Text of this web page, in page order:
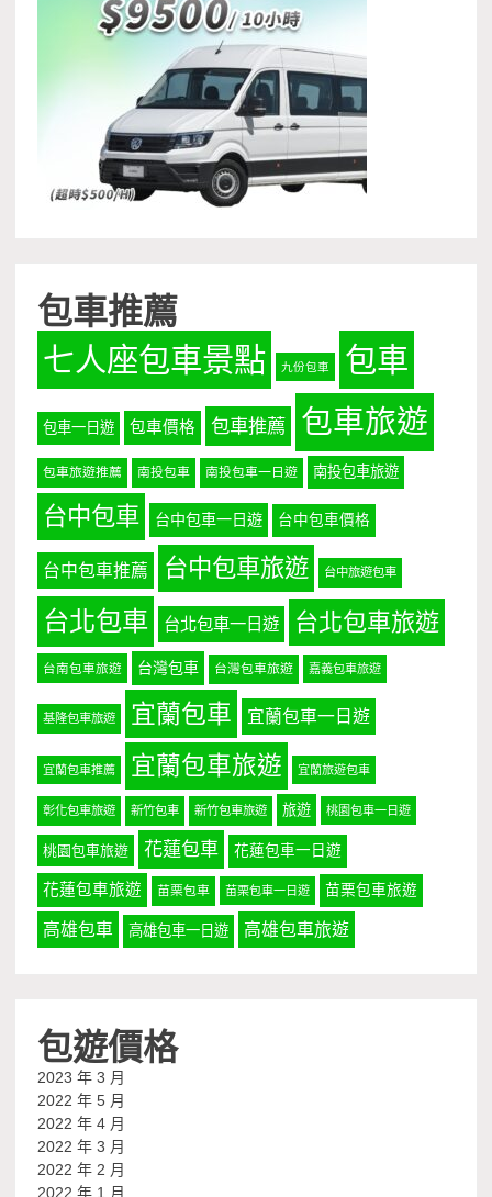
包車推薦
七人座包車景點 九份包車 包車
包車一日遊 包車價格 包車推薦 包車旅遊
包車旅遊推薦 南投包車 南投包車一日遊 南投包車旅遊
台中包車 台中包車一日遊 台中包車價格
台中包車推薦 台中包車旅遊 台中旅遊包車
台北包車 台北包車一日遊 台北包車旅遊
台南包車旅遊 台灣包車 台灣包車旅遊 嘉義包車旅遊
基隆包車旅遊 宜蘭包車 宜蘭包車一日遊
宜蘭包車推薦 宜蘭包車旅遊 宜蘭旅遊包車
彰化包車旅遊 新竹包車 新竹包車旅遊 旅遊 桃園包車一日遊
桃園包車旅遊 花蓮包車 花蓮包車一日遊
花蓮包車旅遊 苗栗包車 苗栗包車一日遊 苗栗包車旅遊
高雄包車 高雄包車一日遊 高雄包車旅遊
包遊價格
2023 年 3 月
2022 年 5 月
2022 年 4 月
2022 年 3 月
2022 年 2 月
2022 年 1 月